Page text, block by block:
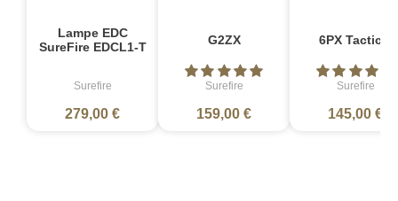
Lampe EDC
SureFire EDCL1-T
Surefire
279,00 €
G2ZX
Surefire
159,00 €
6PX Tactical
Surefire
145,00 €